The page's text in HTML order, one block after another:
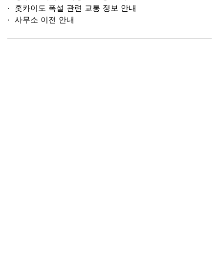
홋카이도 폭설 관련 교통 정보 안내
사무소 이전 안내